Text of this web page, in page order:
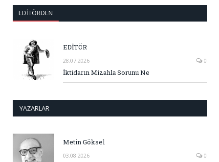
EDITÖRDEN
EDİTÖR
28.07.2026 0
İktidarın Mizahla Sorunu Ne
YAZARLAR
Metin Göksel
03.08.2026 0